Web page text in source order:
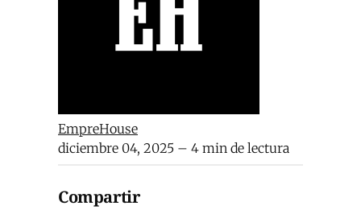
EmpreHouse
diciembre 04, 2025 – 4 min de lectura
Compartir